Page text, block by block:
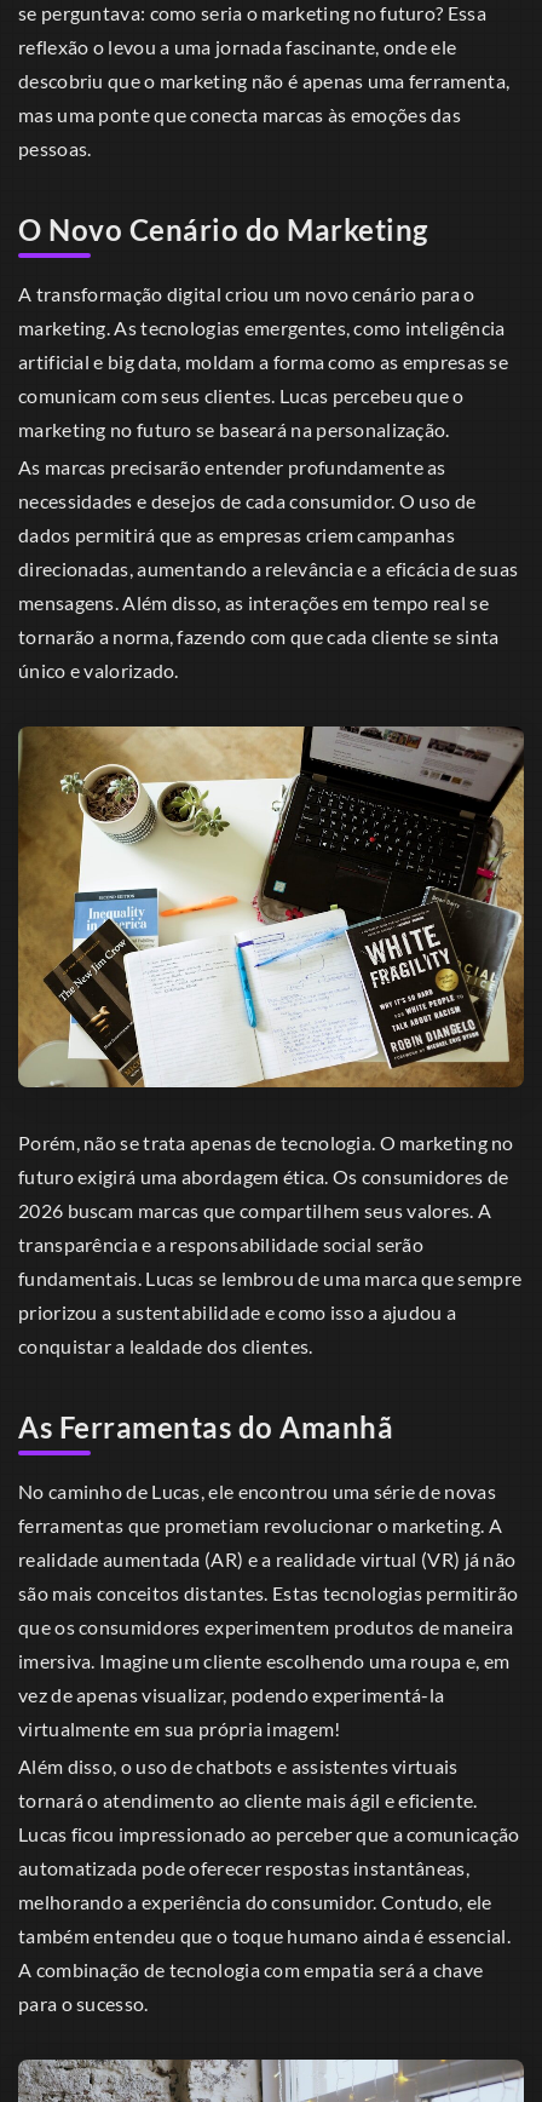
se perguntava: como seria o marketing no futuro? Essa
reflexão o levou a uma jornada fascinante, onde ele
descobriu que o marketing não é apenas uma ferramenta,
mas uma ponte que conecta marcas às emoções das
pessoas.
O Novo Cenário do Marketing
A transformação digital criou um novo cenário para o
marketing. As tecnologias emergentes, como inteligência
artificial e big data, moldam a forma como as empresas se
comunicam com seus clientes. Lucas percebeu que o
marketing no futuro se baseará na personalização.
As marcas precisarão entender profundamente as
necessidades e desejos de cada consumidor. O uso de
dados permitirá que as empresas criem campanhas
direcionadas, aumentando a relevância e a eficácia de suas
mensagens. Além disso, as interações em tempo real se
tornarão a norma, fazendo com que cada cliente se sinta
único e valorizado.
Porém, não se trata apenas de tecnologia. O marketing no
futuro exigirá uma abordagem ética. Os consumidores de
2026 buscam marcas que compartilhem seus valores. A
transparência e a responsabilidade social serão
fundamentais. Lucas se lembrou de uma marca que sempre
priorizou a sustentabilidade e como isso a ajudou a
conquistar a lealdade dos clientes.
As Ferramentas do Amanhã
No caminho de Lucas, ele encontrou uma série de novas
ferramentas que prometiam revolucionar o marketing. A
realidade aumentada (AR) e a realidade virtual (VR) já não
são mais conceitos distantes. Estas tecnologias permitirão
que os consumidores experimentem produtos de maneira
imersiva. Imagine um cliente escolhendo uma roupa e, em
vez de apenas visualizar, podendo experimentá-la
virtualmente em sua própria imagem!
Além disso, o uso de chatbots e assistentes virtuais
tornará o atendimento ao cliente mais ágil e eficiente.
Lucas ficou impressionado ao perceber que a comunicação
automatizada pode oferecer respostas instantâneas,
melhorando a experiência do consumidor. Contudo, ele
também entendeu que o toque humano ainda é essencial.
A combinação de tecnologia com empatia será a chave
para o sucesso.